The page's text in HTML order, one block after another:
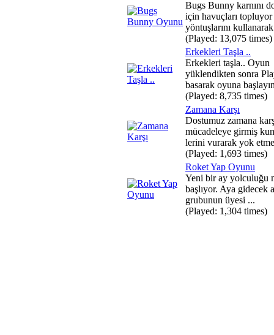
Bugs Bunny karnını
için havuçları topluyor
yöntuşlarını
(Played: 13,075 times)
Erkekleri Taşla ..
Erkekleri taşla.. Oyun
yüklendikten sonra
basarak oyuna
(Played: 8,735 times)
Zamana Karşı
Dostumuz zamana
mücadeleye girmiş
lerini vurarak yok
(Played: 1,693 times)
Roket Yap Oyunu
Yeni bir ay yolculuğu
başlıyor. Aya gidecek
grubunun üyesi ...
(Played: 1,304 times)